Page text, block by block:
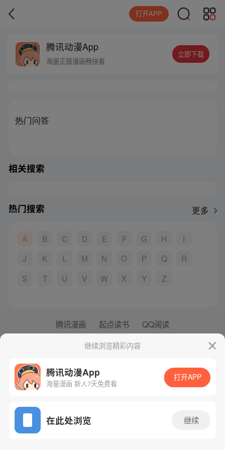
打开APP
腾讯动漫App
海量正版漫画畅快看
立即下载
热门问答
相关搜索
热门搜索 更多
A B C D E F G H
I
J
K L M N O P Q
R
S
T U V W X Y Z
继续浏览精彩内容
腾讯动漫App
海量漫画 新人7天免费看
打开APP
在此处浏览 继续
腾讯漫画 起点读书 QQ阅读
网站备案/许可证号：粤B2-20090059-5